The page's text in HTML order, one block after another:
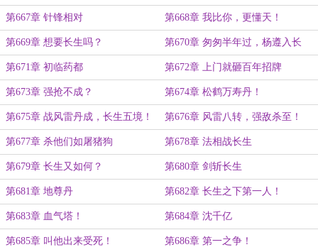
第667章 针锋相对 第668章 我比你，更懂天！
第669章 想要长生吗？ 第670章 匆匆半年过，杨遵入长
生！
第671章 初临药都 第672章 上门就砸百年招牌
第673章 强抢不成？ 第674章 松鹤万寿丹！
第675章 战风雷丹成，长生五境！ 第676章 风雷八转，强敌杀至！
第677章 杀他们如屠猪狗 第678章 法相战长生
第679章 长生又如何？ 第680章 剑斩长生
第681章 地尊丹 第682章 长生之下第一人！
第683章 血气塔！ 第684章 沈千亿
第685章 叫他出来受死！ 第686章 第一之争！